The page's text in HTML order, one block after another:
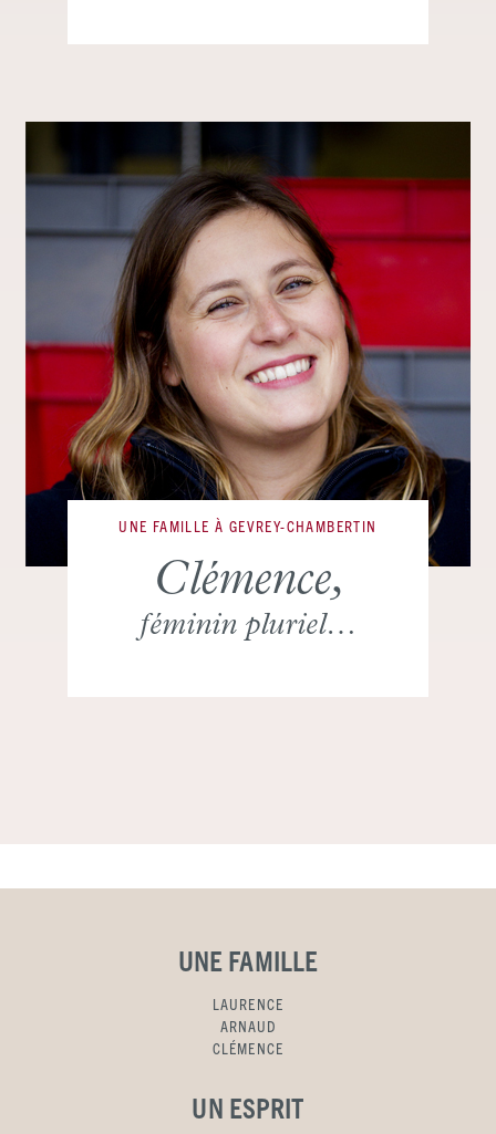
UNE FAMILLE À GEVREY-CHAMBERTIN
Clémence,
féminin pluriel…
UNE FAMILLE
LAURENCE
ARNAUD
CLÉMENCE
UN ESPRIT